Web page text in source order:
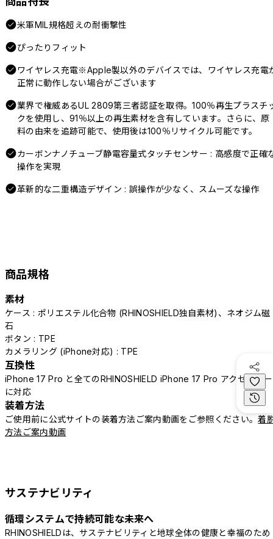
米軍MIL規格超えの耐衝撃性
ぴったりフィット
ワイヤレス充電※Apple製以外のデバイスでは、ワイヤレス充電
正常に動作しない場合がございます
業界で権威あるUL 2809第三者認証を取得。100％再生プラスチ
クを使用し、91％以上の再生素材を含有しています。さらに、原
料の由来を追跡可能で、使用後は100％リサイクル可能です。
カーボンナノチューブ静電容量式タッチセンサー : 高感度で正確
操作を実現
革新的な二重構造デザイン : 誤操作が少なく、スムーズな操作
商品規格
素材
ケース : ポリエステル化合物 (RHINOSHIELD独自素材)、ネオジム磁
石
ボタン : TPE
カメラリング (iPhone対応) : TPE
互換性
iPhone 17 Pro と全てのRHINOSHIELD iPhone 17 Pro アクセサリー
に対応
装着方法
ご使用前に公式サイトの装着方法ご案内動画をご参照ください。着
方法ご案内動画
サステナビリティ
循環システムで持続可能な未来へ
RHINOSHIELDは、サステナビリティと地球全体の健康と幸福のため